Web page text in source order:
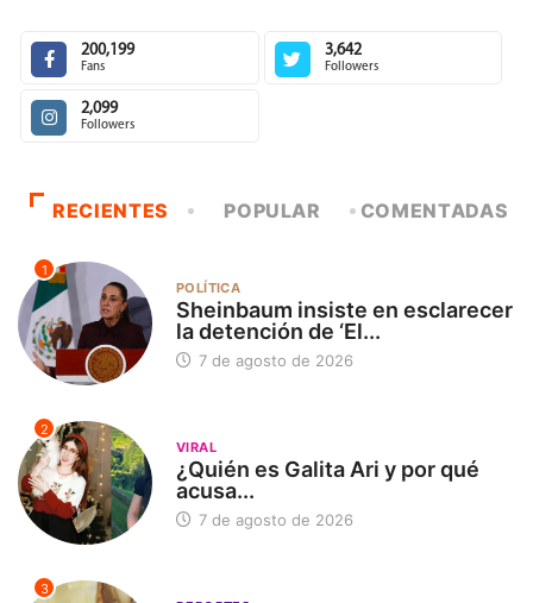
200,199
Fans
3,642
Followers
2,099
Followers
RECIENTES POPULAR COMENTADAS
1
POLÍTICA
Sheinbaum insiste en esclarecer
la detención de ‘El...
7 de agosto de 2026
2
VIRAL
¿Quién es Galita Ari y por qué
acusa...
7 de agosto de 2026
3